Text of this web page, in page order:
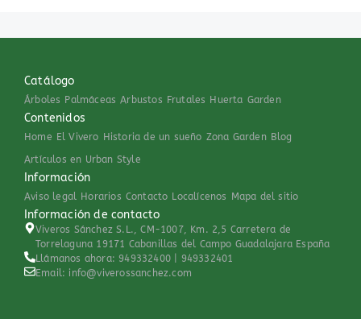
Catálogo
Árboles Palmáceas Arbustos Frutales Huerta Garden
Contenidos
Home El Vivero Historia de un sueño Zona Garden Blog
Artículos en Urban Style
Información
Aviso legal Horarios Contacto Localícenos Mapa del sitio
Información de contacto
Viveros Sánchez S.L., CM-1007, Km. 2,5 Carretera de
Torrelaguna 19171 Cabanillas del Campo Guadalajara España
Llámanos ahora: 949332400 | 949332401
Email: info@viverossanchez.com